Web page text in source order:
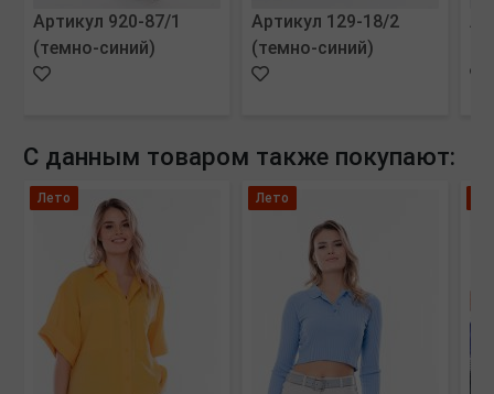
Артикул 920-87/1
(темно-синий)
Артикул 129-18/2
(темно-синий)
С данным товаром также покупают:
Лето Лето